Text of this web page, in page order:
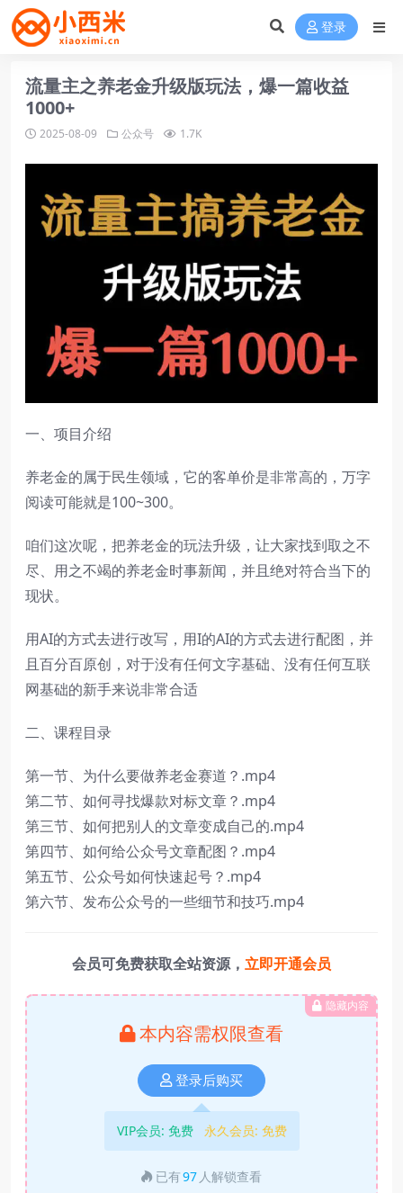
登录
流量主之养老金升级版玩法，爆一篇收益
1000+
2025-08-09 公众号 1.7K
一、项目介绍
养老金的属于民生领域，它的客单价是非常高的，万字
阅读可能就是100~300。
咱们这次呢，把养老金的玩法升级，让大家找到取之不
尽、用之不竭的养老金时事新闻，并且绝对符合当下的
现状。
用AI的方式去进行改写，用I的AI的方式去进行配图，并
且百分百原创，对于没有任何文字基础、没有任何互联
网基础的新手来说非常合适
二、课程目录
第一节、为什么要做养老金赛道？.mp4
第二节、如何寻找爆款对标文章？.mp4
第三节、如何把别人的文章变成自己的.mp4
第四节、如何给公众号文章配图？.mp4
第五节、公众号如何快速起号？.mp4
第六节、发布公众号的一些细节和技巧.mp4
会员可免费获取全站资源， 立即开通会员
隐藏内容
本内容需权限查看
登录后购买
VIP会员: 免费 永久会员: 免费
已有97 人解锁查看